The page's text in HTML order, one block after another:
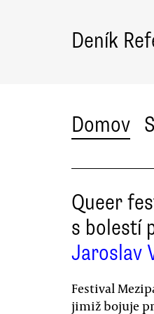
Deník
Domov
Queer
s bolestí
Jaroslav
Festival
jimiž bojuje